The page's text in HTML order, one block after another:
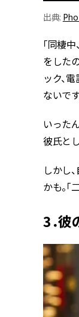
出典:
「同棲
をした
ック、
ないで
いった
彼氏と
しかし
かも。
3．